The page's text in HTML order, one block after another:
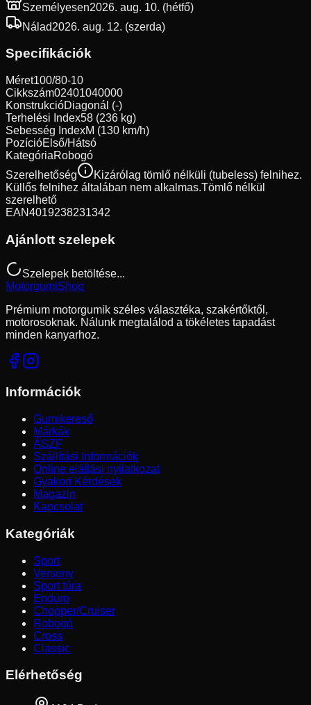
Személyesen2026. aug. 10. (hétfő)
Nálad2026. aug. 12. (szerda)
Specifikációk
Méret100/80-10
Cikkszám02401040000
KonstrukcióDiagonál (-)
Terhelési Index58 (236 kg)
Sebesség IndexM (130 km/h)
PozícióElső/Hátsó
KategóriaRobogó
Szerelhetőség
Kizárólag tömlő nélküli (tubeless) felnihez.
Küllős felnihez általában nem alkalmas.Tömlő nélkül
szerelhető
EAN4019238231342
Ajánlott szelepek
Szelepek betöltése...
MotorgumiShop
Prémium motorgumik széles választéka, szakértőktől,
motorosoknak. Nálunk megtalálod a tökéletes tapadást
minden kanyarhoz.
Információk
Gumikereső
Márkák
ÁSZF
Szállítási Információk
Online elállási nyilatkozat
Gyakori Kérdések
Magazin
Kapcsolat
Kategóriák
Sport
Verseny
Sport túra
Enduro
Chopper/Cruiser
Robogó
Cross
Classic
Elérhetőség